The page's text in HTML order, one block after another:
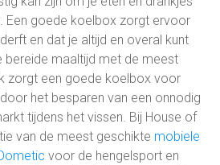
Een goede koelbox zorgt ervoor
en dat je altijd en overal kunt
bereide maaltijd met de meest
zorgt een goede koelbox voor
het besparen van een onnodig
tijdens het vissen. Bij House of
van de meest geschikte mobiele
voor de hengelsport en